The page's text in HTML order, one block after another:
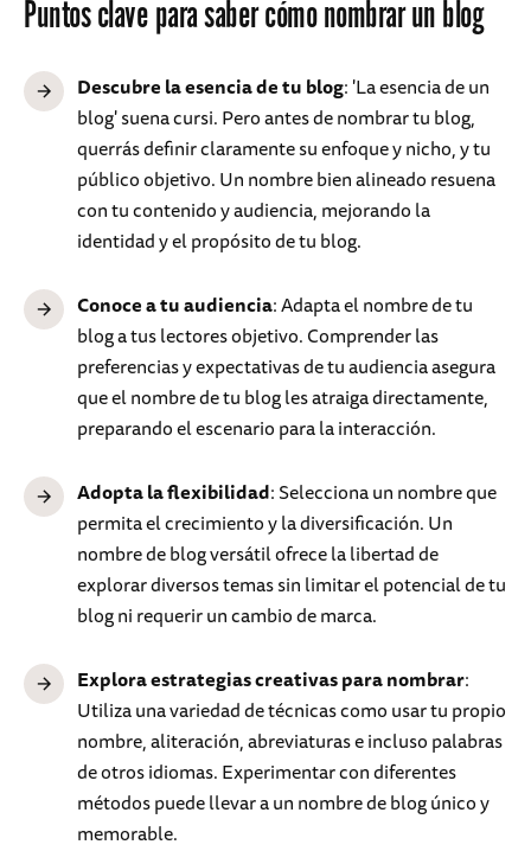
Puntos clave para saber cómo nombrar un blog
Descubre la esencia de tu blog: 'La esencia de un
blog' suena cursi. Pero antes de nombrar tu blog,
querrás definir claramente su enfoque y nicho, y tu
público objetivo. Un nombre bien alineado resuena
con tu contenido y audiencia, mejorando la
identidad y el propósito de tu blog.
Conoce a tu audiencia: Adapta el nombre de tu
blog a tus lectores objetivo. Comprender las
preferencias y expectativas de tu audiencia asegura
que el nombre de tu blog les atraiga directamente,
preparando el escenario para la interacción.
Adopta la flexibilidad: Selecciona un nombre que
permita el crecimiento y la diversificación. Un
nombre de blog versátil ofrece la libertad de
explorar diversos temas sin limitar el potencial de tu
blog ni requerir un cambio de marca.
Explora estrategias creativas para nombrar:
Utiliza una variedad de técnicas como usar tu propio
nombre, aliteración, abreviaturas e incluso palabras
de otros idiomas. Experimentar con diferentes
métodos puede llevar a un nombre de blog único y
memorable.